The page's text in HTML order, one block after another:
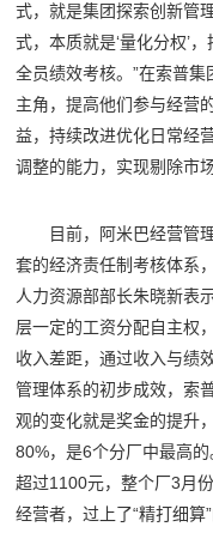
式，就是集团探索创新管
式，本质就是‘量化分权’
全员绩效考核。”在索普
主角，提高他们参与经营
益，持续改进优化日常经
调整的能力，实现剔除市
目前，阿米巴经营管
套的经济责任制考核体系
人力资源部部长朱晓新表
层一定的工资分配自主权
收入差距，通过收入与绩
管理体系的初步成效，索
观的变化就是奖金的提升
80%，是6个分厂中最高
超过1100元，整个厂3月
经营者，过上了“精打细算”